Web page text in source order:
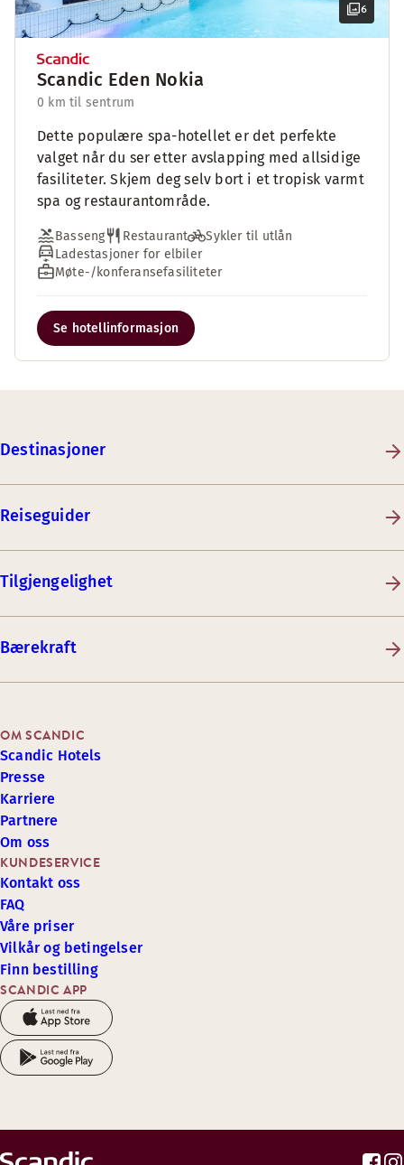
6
Scandic Eden Nokia
0 km til sentrum
Dette populære spa-hotellet er det perfekte
valget når du ser etter avslapping med allsidige
fasiliteter. Skjem deg selv bort i et tropisk varmt
spa og restaurantområde.
Basseng Restaurant
Sykler til utlån
Ladestasjoner for elbiler
Møte-/konferansefasiliteter
Se hotellinformasjon
Destinasjoner
Reiseguider
Tilgjengelighet
Bærekraft
SCANDIC APP
KUNDESERVICE
Kontakt oss
FAQ
Våre priser
Vilkår og betingelser
Finn bestilling
OM SCANDIC
Scandic Hotels
Presse
Karriere
Partnere
Om oss